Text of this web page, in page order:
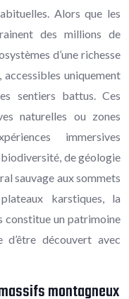
Alors que les
des millions de
d’une richesse
uniquement
sentiers battus. Ces
naturelles ou zones
immersives
de géologie
sauvage aux sommets
karstiques, la
constitue un patrimoine
découvert avec
montagneux